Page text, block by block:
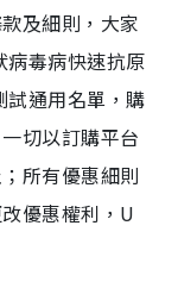
及細則，大家
病毒病快速抗原
通用名單，購
切以訂購平台
所有優惠細則
優惠權利，U